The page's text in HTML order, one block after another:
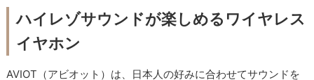
ハイレゾサウンドが楽しめるワイヤレス
イヤホン
AVIOT（アビオット）は、日本人の好みに合わせてサウンドを